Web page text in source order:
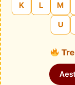
K L M
U